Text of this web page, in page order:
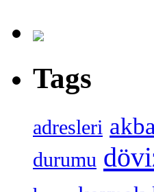
Tags
adresleri
durumu